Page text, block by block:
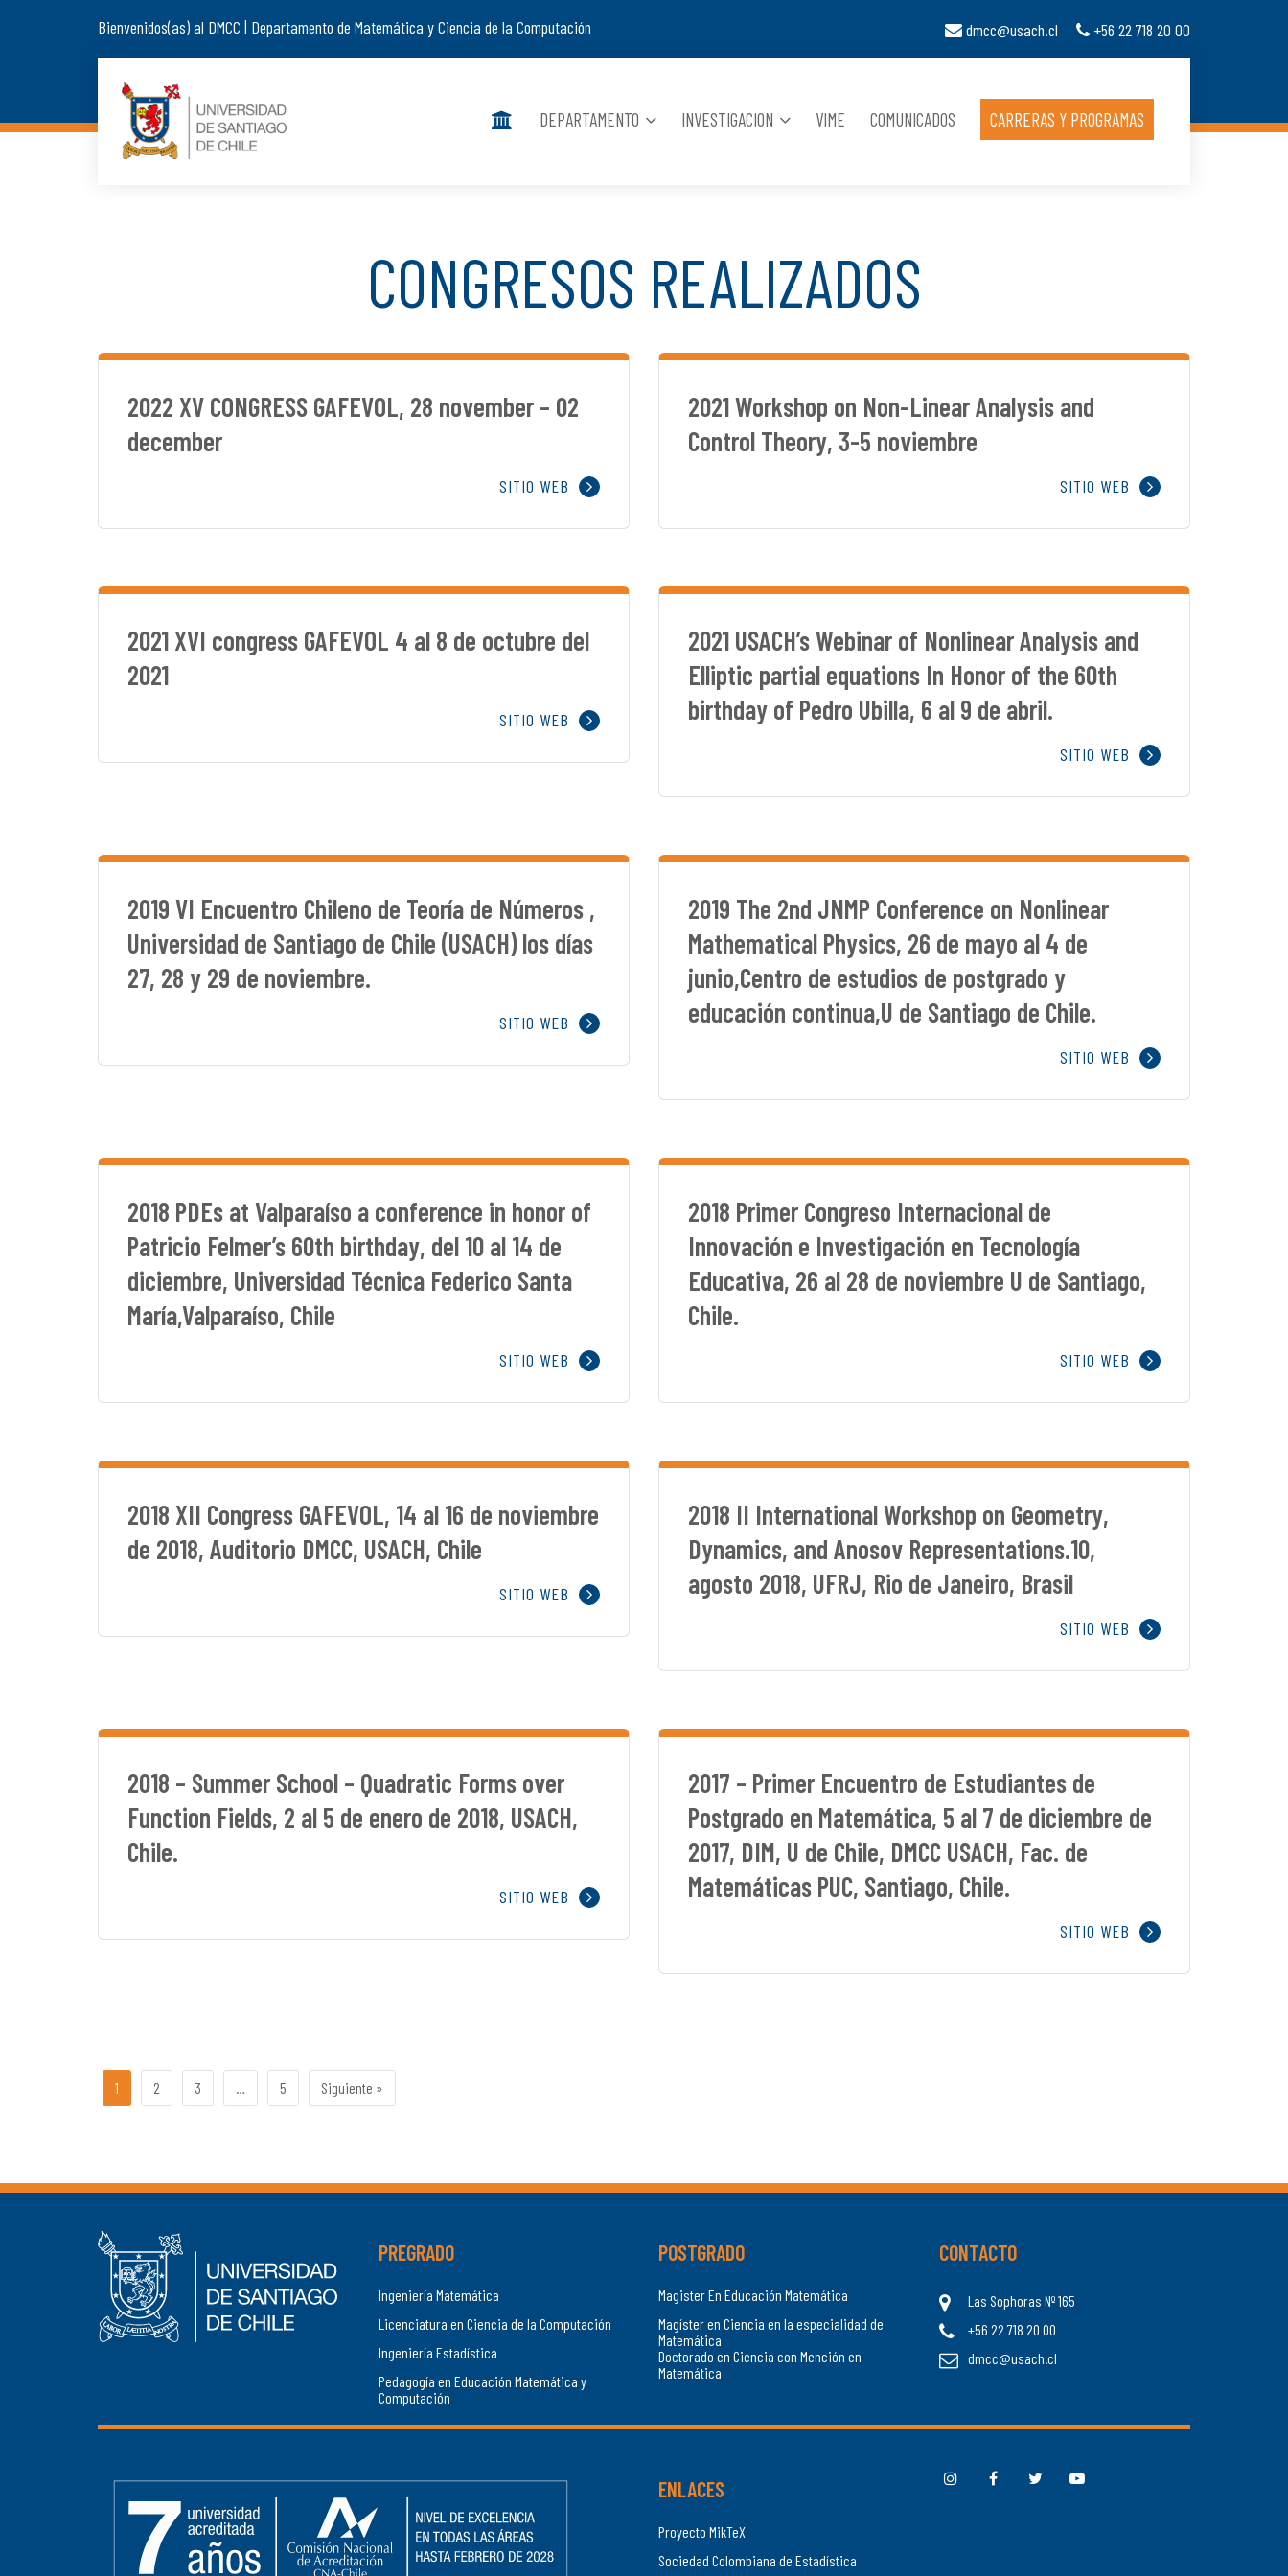
Bienvenidos(as) al DMCC | Departamento de Matemática y Ciencia de la Computación dmcc@usach.cl +56 22 718 20 00
DEPARTAMENTO INVESTIGACION VIME COMUNICADOS CARRERAS Y PROGRAMAS
CONGRESOS REALIZADOS
2022 XV CONGRESS GAFEVOL, 28 november – 02
december
SITIO WEB
2021 Workshop on Non-Linear Analysis and
Control Theory, 3-5 noviembre
SITIO WEB
2021 XVI congress GAFEVOL 4 al 8 de octubre del
2021
SITIO WEB
2021 USACH’s Webinar of Nonlinear Analysis and
Elliptic partial equations In Honor of the 60th
birthday of Pedro Ubilla, 6 al 9 de abril.
SITIO WEB
2019 VI Encuentro Chileno de Teoría de Números ,
Universidad de Santiago de Chile (USACH) los días
27, 28 y 29 de noviembre.
SITIO WEB
2019 The 2nd JNMP Conference on Nonlinear
Mathematical Physics, 26 de mayo al 4 de
junio,Centro de estudios de postgrado y
educación continua,U de Santiago de Chile.
SITIO WEB
2018 PDEs at Valparaíso a conference in honor of
Patricio Felmer’s 60th birthday, del 10 al 14 de
diciembre, Universidad Técnica Federico Santa
María,Valparaíso, Chile
SITIO WEB
2018 Primer Congreso Internacional de
Innovación e Investigación en Tecnología
Educativa, 26 al 28 de noviembre U de Santiago,
Chile.
SITIO WEB
2018 XII Congress GAFEVOL, 14 al 16 de noviembre
de 2018, Auditorio DMCC, USACH, Chile
SITIO WEB
2018 II International Workshop on Geometry,
Dynamics, and Anosov Representations.10,
agosto 2018, UFRJ, Rio de Janeiro, Brasil
SITIO WEB
2018 – Summer School – Quadratic Forms over
Function Fields, 2 al 5 de enero de 2018, USACH,
Chile.
SITIO WEB
2017 – Primer Encuentro de Estudiantes de
Postgrado en Matemática, 5 al 7 de diciembre de
2017, DIM, U de Chile, DMCC USACH, Fac. de
Matemáticas PUC, Santiago, Chile.
SITIO WEB
1 2 3 … 5 Siguiente »
PREGRADO
Ingeniería Matemática
Licenciatura en Ciencia de la Computación
Ingeniería Estadística
Pedagogía en Educación Matemática y
Computación
POSTGRADO
Magister En Educación Matemática
Magíster en Ciencia en la especialidad de
Matemática
Doctorado en Ciencia con Mención en
Matemática
CONTACTO
Las Sophoras Nº 165
+56 22 718 20 00
dmcc@usach.cl
ENLACES
Proyecto MikTeX
Sociedad Colombiana de Estadística